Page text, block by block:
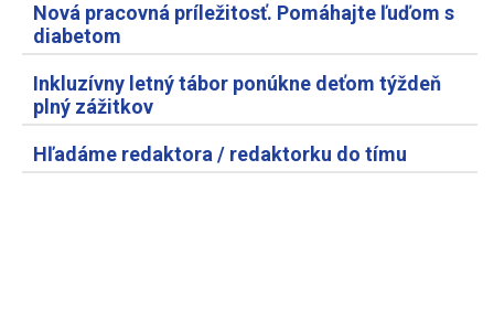
Nová pracovná príležitosť. Pomáhajte ľuďom s
diabetom
Inkluzívny letný tábor ponúkne deťom týždeň
plný zážitkov
Hľadáme redaktora / redaktorku do tímu